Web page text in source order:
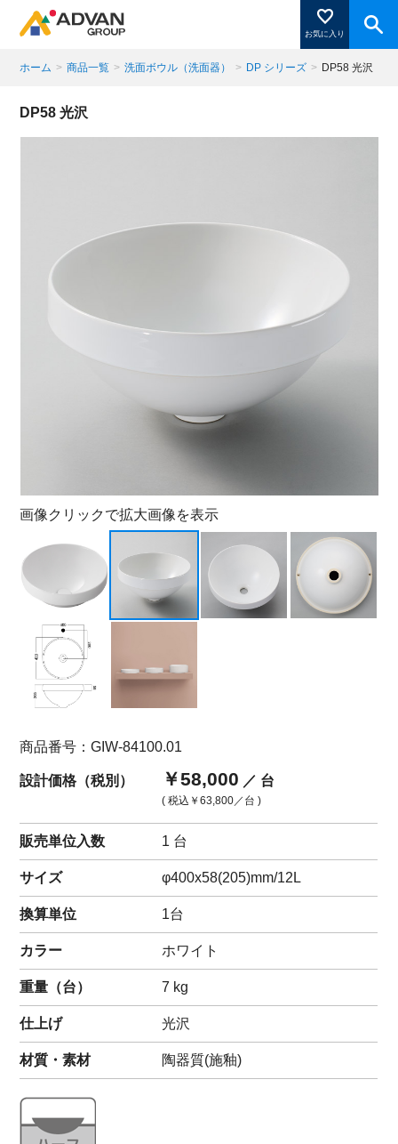
お気に入り
商品ページにある「お気に入り登録」を押すと登録した
商品がここに表示されます。
閉じる
ホーム > 商品一覧 > 洗面ボウル（洗面器） > DP シリーズ > DP58 光沢
DP58 光沢
画像クリックで拡大画像を表示
商品番号：GIW-84100.01
設計価格（税別） ￥58,000 ／ 台
( 税込 ￥63,800 ／台 )
販売単位入数 1 台
サイズ φ400x58(205)mm/12L
換算単位 1台
カラー ホワイト
重量（台） 7 kg
仕上げ 光沢
材質・素材 陶器質(施釉)